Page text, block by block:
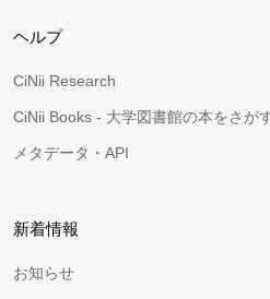
ヘルプ
CiNii Research
CiNii Books - 大学図書館の本をさが
メタデータ・API
新着情報
お知らせ